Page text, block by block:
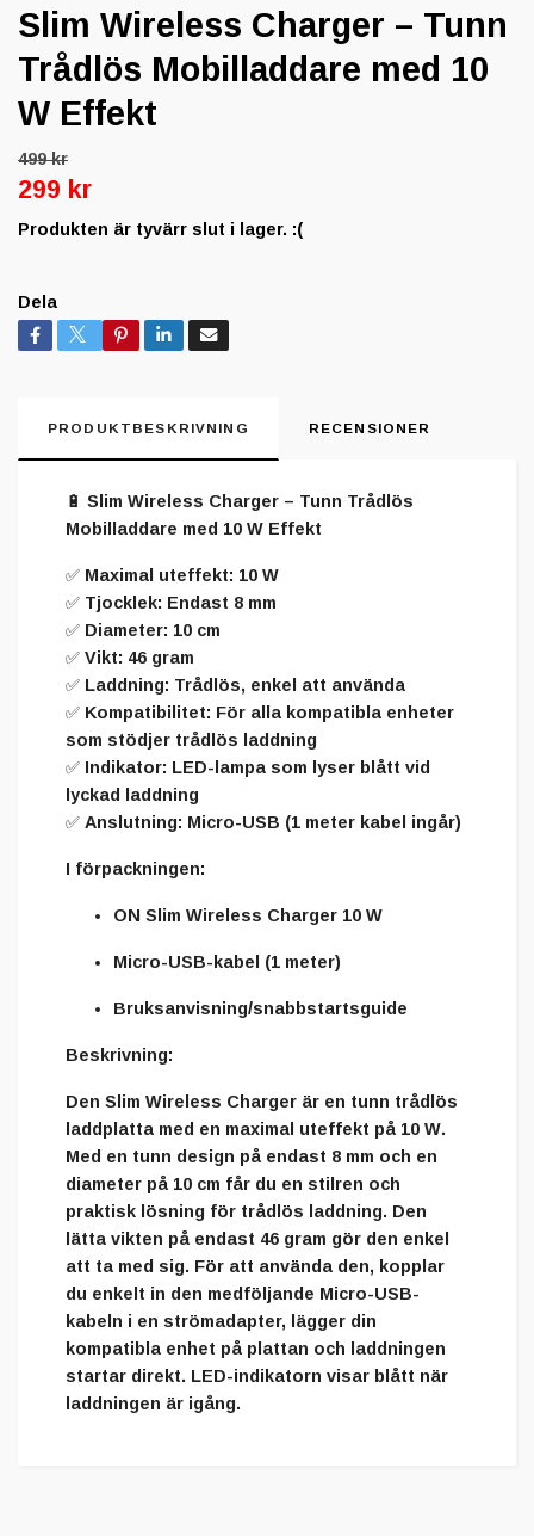
Slim Wireless Charger – Tunn
Trådlös Mobilladdare med 10
W Effekt
499 kr
299 kr
Produkten är tyvärr slut i lager. :(
Dela
PRODUKTBESKRIVNING RECENSIONER
🔋 Slim Wireless Charger – Tunn Trådlös
Mobilladdare med 10 W Effekt
✅ Maximal uteffekt: 10 W
✅ Tjocklek: Endast 8 mm
✅ Diameter: 10 cm
✅ Vikt: 46 gram
✅ Laddning: Trådlös, enkel att använda
✅ Kompatibilitet: För alla kompatibla enheter
som stödjer trådlös laddning
✅ Indikator: LED-lampa som lyser blått vid
lyckad laddning
✅ Anslutning: Micro-USB (1 meter kabel ingår)
I förpackningen:
ON Slim Wireless Charger 10 W
Micro-USB-kabel (1 meter)
Bruksanvisning/snabbstartsguide
Beskrivning:
Den Slim Wireless Charger är en tunn trådlös
laddplatta med en maximal uteffekt på 10 W.
Med en tunn design på endast 8 mm och en
diameter på 10 cm får du en stilren och
praktisk lösning för trådlös laddning. Den
lätta vikten på endast 46 gram gör den enkel
att ta med sig. För att använda den, kopplar
du enkelt in den medföljande Micro-USB-
kabeln i en strömadapter, lägger din
kompatibla enhet på plattan och laddningen
startar direkt. LED-indikatorn visar blått när
laddningen är igång.